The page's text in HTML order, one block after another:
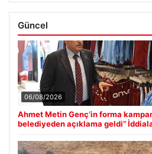
Güncel
06/08/2026
Ahmet Metin Genç’in forma
belediyeden açıklama geldi”